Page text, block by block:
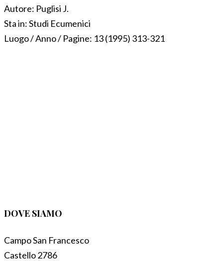
Autore: Puglisi J.
Sta in:Studi Ecumenici
Luogo / Anno / Pagine: 13 (1995) 313-321
DOVE SIAMO
Campo San Francesco
Castello 2786